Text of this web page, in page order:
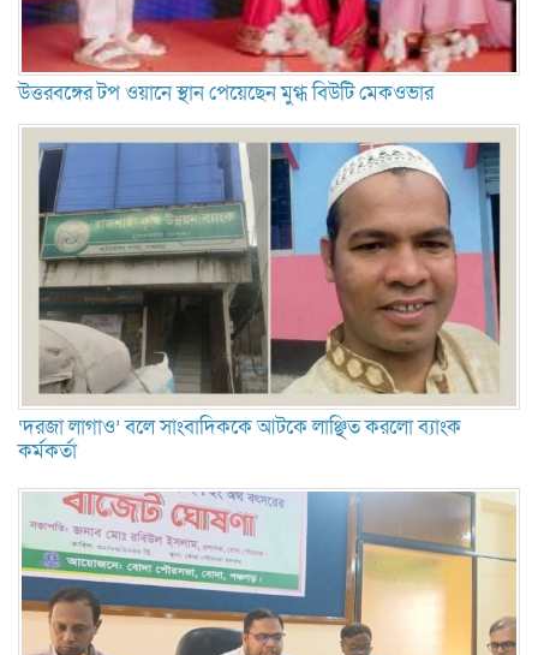
উত্তরবঙ্গের টপ ওয়ানে স্থান পেয়েছেন মুগ্ধ বিউটি মেকওভার
‘দরজা লাগাও’ বলে সাংবাদিককে আটকে লাঞ্ছিত করলো ব্যাংক
কর্মকর্তা